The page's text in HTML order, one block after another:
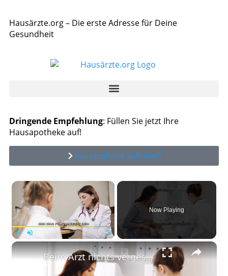
Hausärzte.org – Die erste Adresse für Deine
Gesundheit
Dringende Empfehlung: Füllen Sie jetzt Ihre
Hausapotheke auf!
Hausapotheke auffüllen*
×
Now Playing
×
Beim Arzt nichts vergessen - Diese 5 Infos sind entscheidend!